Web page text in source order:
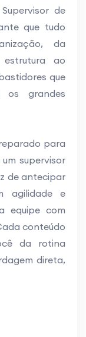
de
que tudo
da
ao
que
grandes
para
supervisor
de antecipar
agilidade e
equipe com
conteúdo
da rotina
direta,